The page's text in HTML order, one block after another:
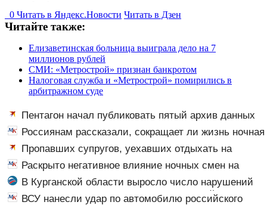
0 Читать в Яндекс.Новости Читать в Дзен
Читайте также:
Елизаветинская больница выиграла дело на 7
миллионов рублей
СМИ: «Метрострой» признан банкротом
Налоговая служба и «Метрострой» помирились в
арбитражном суде
Пентагон начал публиковать пятый архив данных
об НЛО
Россиянам рассказали, сокращает ли жизнь ночная
работа
Пропавших супругов, уехавших отдыхать на
природу, нашли мертвыми на заднем сиденье
автомобиля
Раскрыто негативное влияние ночных смен на
организм человека
В Курганской области выросло число нарушений
ПДД среди несовершеннолетних водителей
ВСУ нанесли удар по автомобилю российского